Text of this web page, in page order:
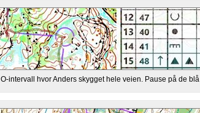
O-intervall hvor Anders skygget hele veien. Pause på de